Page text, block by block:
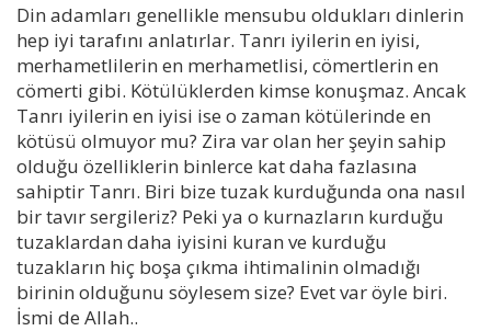
Din adamları genellikle mensubu oldukları dinlerin
hep iyi tarafını anlatırlar. Tanrı iyilerin en iyisi,
merhametlilerin en merhametlisi, cömertlerin en
cömerti gibi. Kötülüklerden kimse konuşmaz. Ancak
Tanrı iyilerin en iyisi ise o zaman kötülerinde en
kötüsü olmuyor mu? Zira var olan her şeyin sahip
olduğu özelliklerin binlerce kat daha fazlasına
sahiptir Tanrı. Biri bize tuzak kurduğunda ona nasıl
bir tavır sergileriz? Peki ya o kurnazların kurduğu
tuzaklardan daha iyisini kuran ve kurduğu
tuzakların hiç boşa çıkma ihtimalinin olmadığı
birinin olduğunu söylesem size? Evet var öyle biri.
İsmi de Allah..